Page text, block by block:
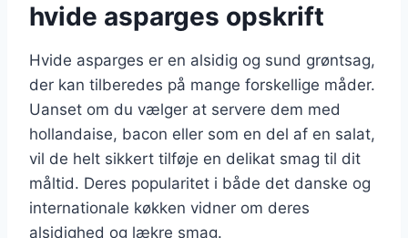
hvide asparges opskrift
Hvide asparges er en alsidig og sund grøntsag,
der kan tilberedes på mange forskellige måder.
Uanset om du vælger at servere dem med
hollandaise, bacon eller som en del af en salat,
vil de helt sikkert tilføje en delikat smag til dit
måltid. Deres popularitet i både det danske og
internationale køkken vidner om deres
alsidighed og lækre smag.